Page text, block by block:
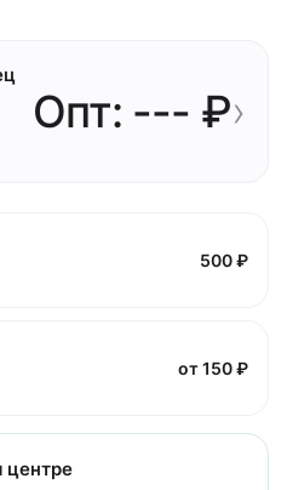
Опт: --- ₽›
500 ₽
от 150 ₽
центре